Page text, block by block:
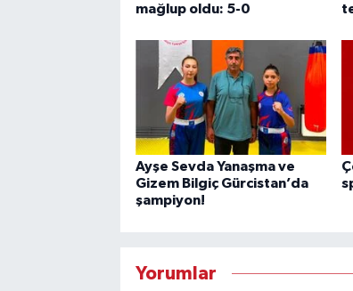
mağlup oldu: 5-0
Ayşe Sevda Yanaşma ve
Gizem Bilgiç Gürcistan’da
şampiyon!
Yorumlar